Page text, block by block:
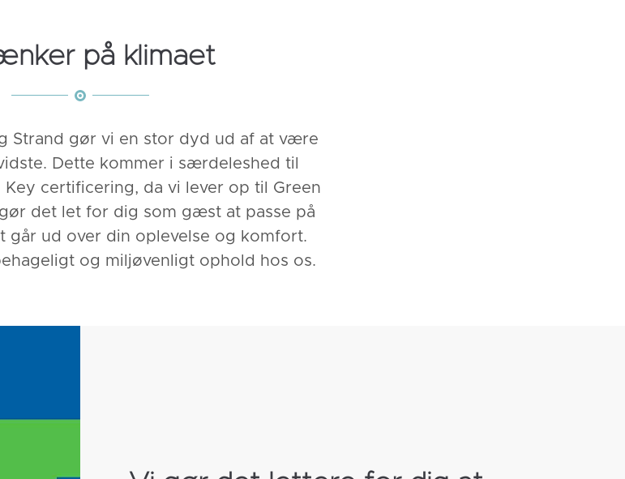
på klimaet
Strand gør vi en stor dyd ud af at være
Dette kommer i særdeleshed til
certificering, da vi lever op til Green
det let for dig som gæst at passe på
går ud over din oplevelse og komfort.
og miljøvenligt ophold hos os.